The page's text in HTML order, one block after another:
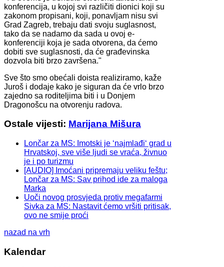
konferencija, u kojoj svi različiti dionici koji su
zakonom propisani, koji, ponavljam nisu svi
Grad Zagreb, trebaju dati svoju suglasnost,
tako da se nadamo da sada u ovoj e-
konferenciji koja je sada otvorena, da ćemo
dobiti sve suglasnosti, da će građevinska
dozvola biti brzo završena."
Sve što smo obećali doista realiziramo, kaže
Juroš i dodaje kako je siguran da će vrlo brzo
zajedno sa roditeljima biti i u Donjem
Dragonošcu na otvorenju radova.
Ostale vijesti: Marijana Mišura
Lončar za MS: Imotski je ‘najmlađi‘ grad u
Hrvatskoj, sve više ljudi se vraća, živnuo
je i po turizmu
[AUDIO] Imoćani pripremaju veliku feštu;
Lončar za MS: Sav prihod ide za maloga
Marka
Uoči novog prosvjeda protiv megafarmi
Sivka za MS: Nastavit ćemo vršiti pritisak,
ovo ne smije proći
nazad na vrh
Kalendar